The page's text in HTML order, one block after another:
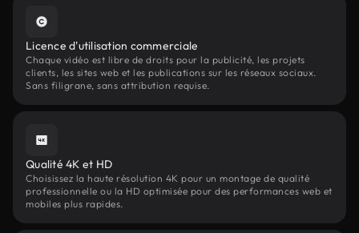
Licence d'utilisation commerciale
Chaque vidéo est libre de droits pour la publicité, les projets
clients, les sites web et les publications sur les réseaux sociaux.
Sans filigrane, sans attribution requise.
Qualité 4K et HD
Choisissez la haute résolution 4K pour un montage de qualité
professionnelle ou la HD optimisée pour des performances web et
mobiles plus rapides.